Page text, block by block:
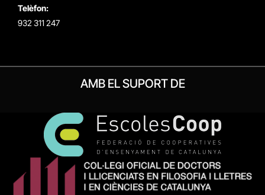
Telèfon:
932 311 247
AMB EL SUPORT DE